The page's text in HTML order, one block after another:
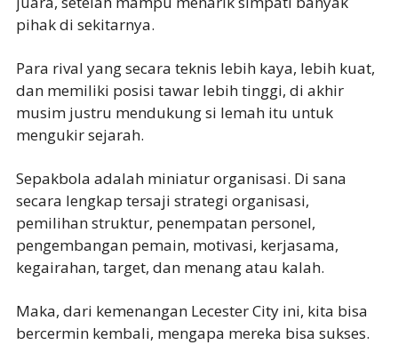
pihak di sekitarnya.
Para rival yang secara teknis lebih kaya, lebih kuat,
dan memiliki posisi tawar lebih tinggi, di akhir
musim justru mendukung si lemah itu untuk
mengukir sejarah.
Sepakbola adalah miniatur organisasi. Di sana
secara lengkap tersaji strategi organisasi,
pemilihan struktur, penempatan personel,
pengembangan pemain, motivasi, kerjasama,
kegairahan, target, dan menang atau kalah.
Maka, dari kemenangan Lecester City ini, kita bisa
bercermin kembali, mengapa mereka bisa sukses.